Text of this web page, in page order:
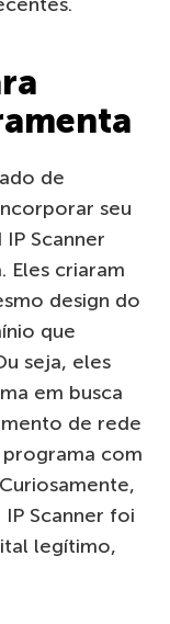
de
seu
Scanner
Eles criaram
design do
que
seja, eles
em busca
de rede
com
Scanner foi
legítimo,